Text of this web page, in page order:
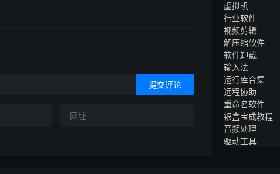
提交评论
虚拟机
行业软件
视频剪辑
解压缩软件
软件卸载
输入法
运行库合集
远程协助
重命名软件
银盒宝成教程
音频处理
驱动工具